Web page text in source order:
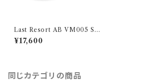
Last Resort AB VM005 Su
ede Black / Black
¥17,600
同じカテゴリの商品